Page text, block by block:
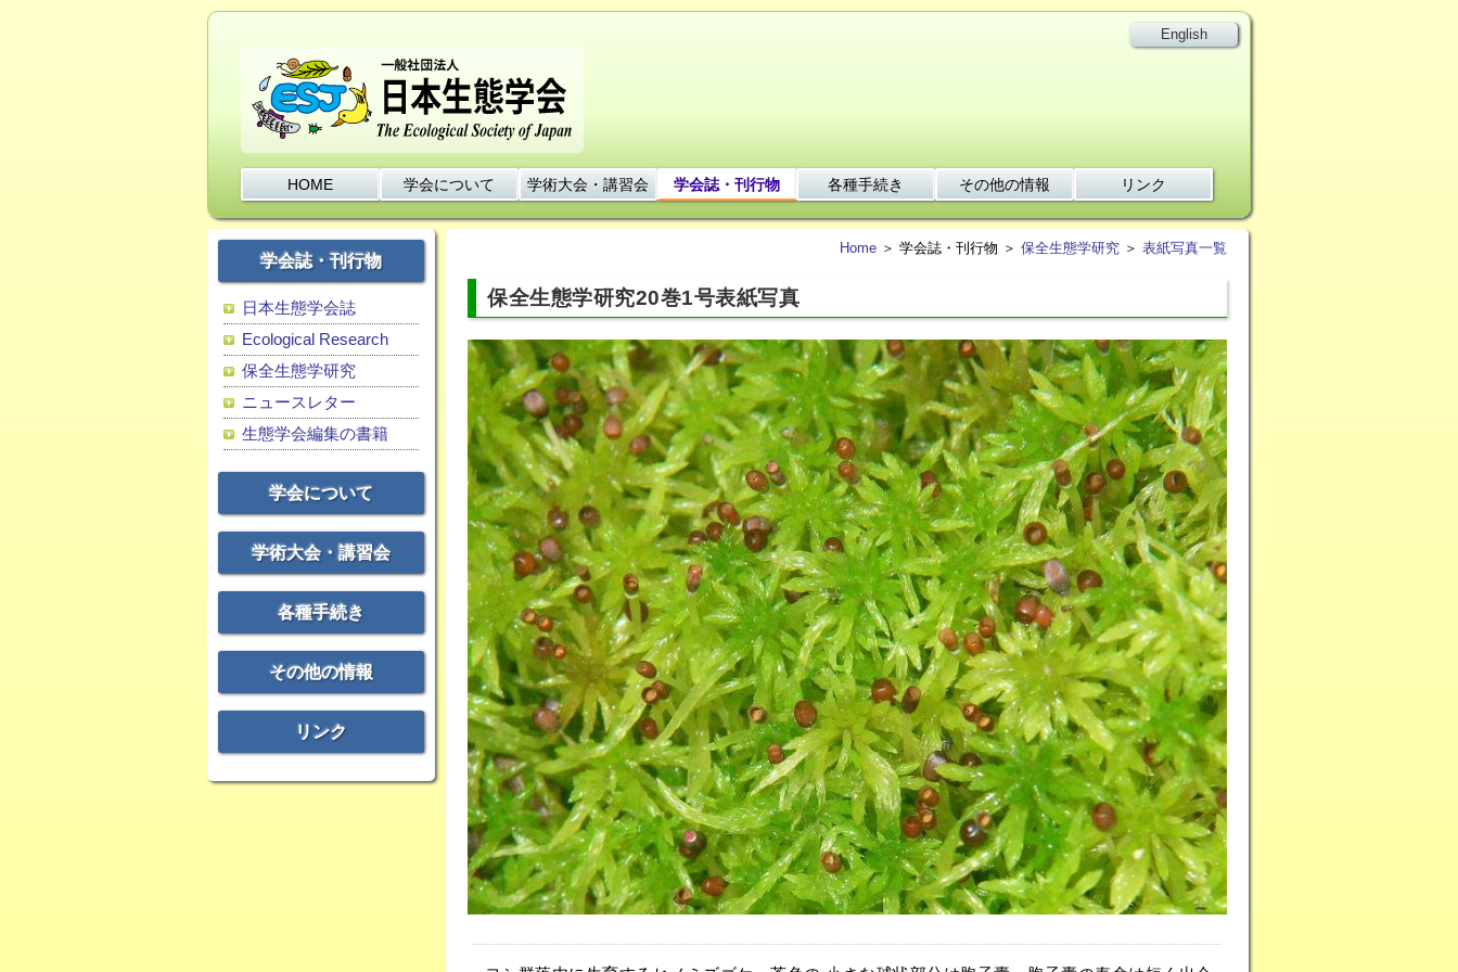
English
HOME 学会について 学術大会・講習会 学会誌・刊行物 各種手続き その他の情報 リンク
学会誌・刊行物
日本生態学会誌
Ecological Research
保全生態学研究
ニュースレター
生態学会編集の書籍
学会について
学術大会・講習会
各種手続き
その他の情報
リンク
Home ＞ 学会誌・刊行物 ＞ 保全生態学研究 ＞ 表紙写真一覧
保全生態学研究20巻1号表紙写真